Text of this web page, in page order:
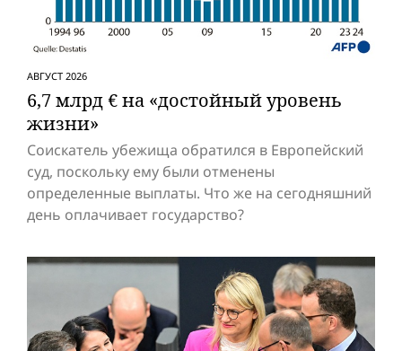
АВГУСТ 2026
6,7 млрд € на «достойный уровень
жизни»
Соискатель убежища обратился в Европейский
суд, поскольку ему были отменены
определенные выплаты. Что же на сегодняшний
день оплачивает государство?